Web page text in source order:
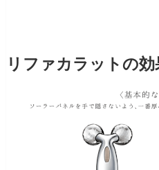
リファカラットの